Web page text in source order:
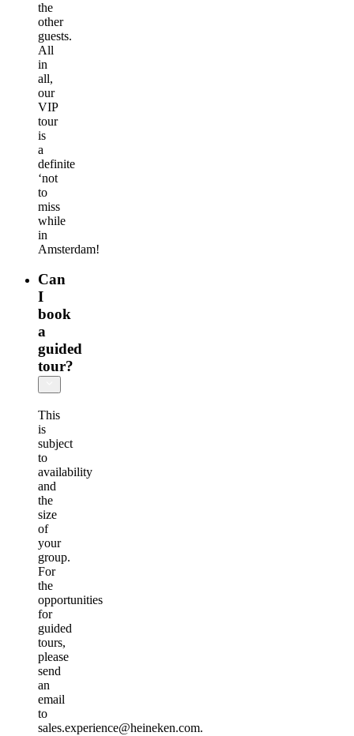
the
other
guests.
All
in
all,
our
VIP
tour
is
a
definite
‘not
to
miss
while
in
Amsterdam!
Can
I
book
a
guided
tour?
This
is
subject
to
availability
and
the
size
of
your
group.
For
the
opportunities
for
guided
tours,
please
send
an
email
to
sales.experience@heineken.com.